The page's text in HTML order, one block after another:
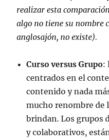
realizar esta
algo no tiene su nombre
anglosajón, no existe).
Curso versus Grupo:
centrados en el
contenido y nada
mucho renombre de
brindan. Los grupos
y colaborativos,